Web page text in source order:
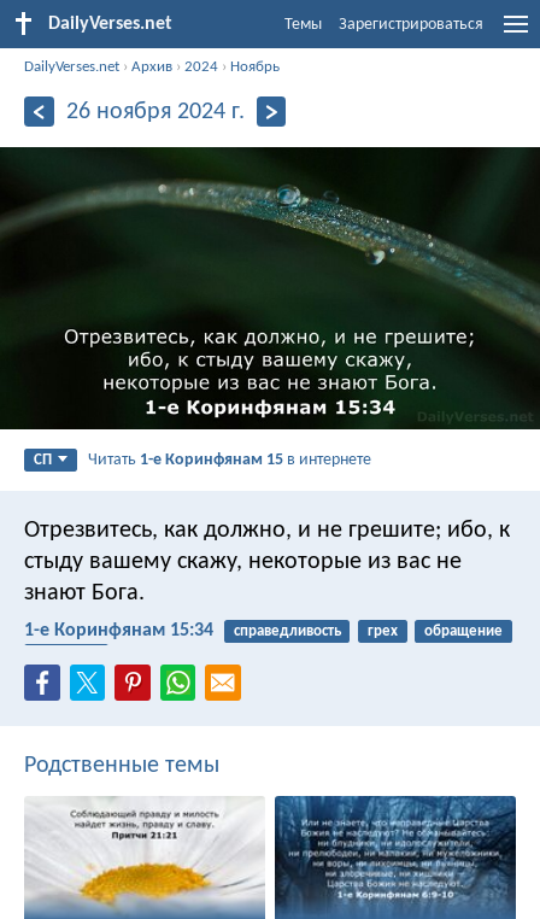
DailyVerses.net Темы Зарегистрироваться
DailyVerses.net ›Архив ›2024 › Ноябрь
26 ноября 2024 г.
СП Читать 1-е Коринфянам 15 в интернете
Отрезвитесь, как должно, и не грешите; ибо, к
стыду вашему скажу, некоторые из вас не
знают Бога.
1-е Коринфянам 15:34 справедливость грех
обращение
Родственные темы